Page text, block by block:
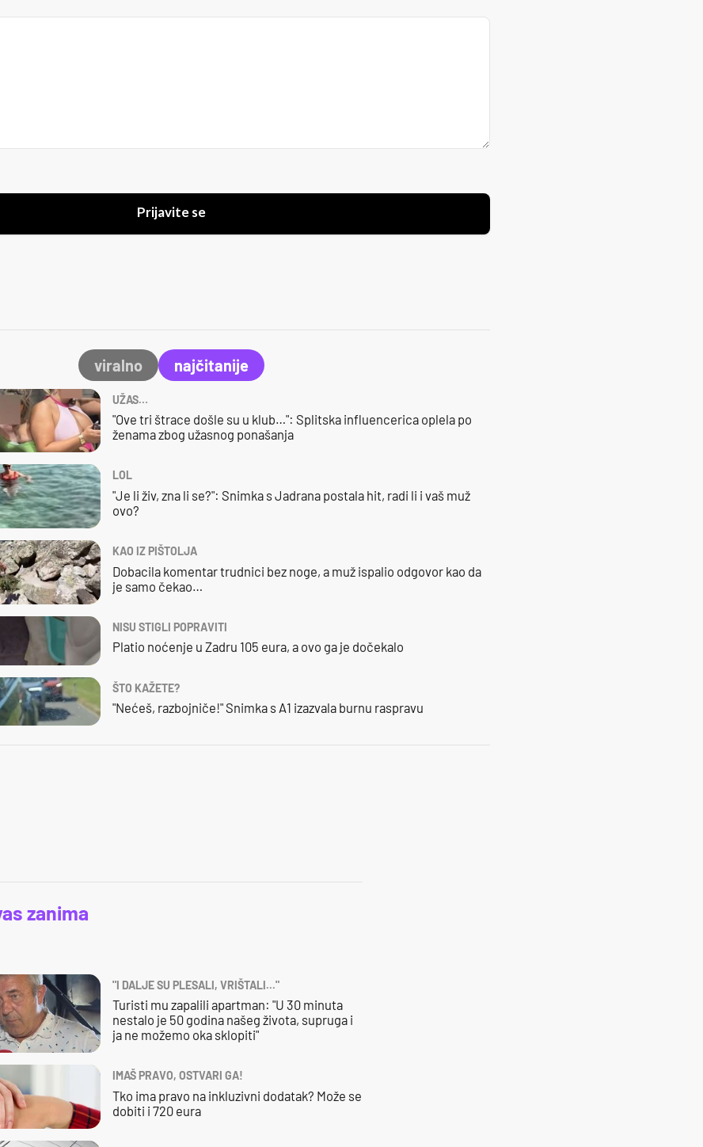
Prijavite se
viralno najčitanije
UŽAS…
"Ove tri štrace došle su u klub…": Splitska influencerica oplela po
ženama zbog užasnog ponašanja
LOL
"Je li živ, zna li se?": Snimka s Jadrana postala hit, radi li i vaš muž
ovo?
KAO IZ PIŠTOLJA
Dobacila komentar trudnici bez noge, a muž ispalio odgovor kao da
je samo čekao…
NISU STIGLI POPRAVITI
Platio noćenje u Zadru 105 eura, a ovo ga je dočekalo
ŠTO KAŽETE?
"Nećeš, razbojniče!" Snimka s A1 izazvala burnu raspravu
zanima
"I DALJE SU PLESALI, VRIŠTALI..."
Turisti mu zapalili apartman: "U 30 minuta
nestalo je 50 godina našeg života, supruga i
ja ne možemo oka sklopiti"
IMAŠ PRAVO, OSTVARI GA!
Tko ima pravo na inkluzivni dodatak? Može se
dobiti i 720 eura